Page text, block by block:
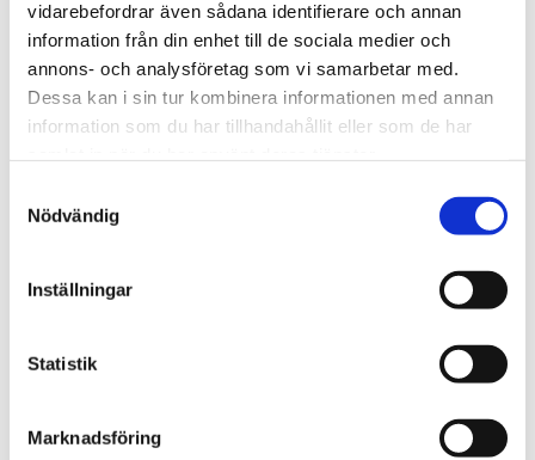
vidarebefordrar även sådana identifierare och annan
information från din enhet till de sociala medier och
annons- och analysföretag som vi samarbetar med.
Dessa kan i sin tur kombinera informationen med annan
information som du har tillhandahållit eller som de har
Nödvändig
Inställningar
Statistik
Marknadsföring
Lättmonterad
takräcken, för fordon utan
befintliga fästpunkter för
fabriksmonterade räcken.
1 795 kr
kr
Lättmonterad
Edge-takräcken, för
fordon utan befintliga
eller fabriksmonterade
räcken.
2 525kr
2 635